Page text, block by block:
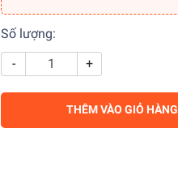
Số lượng:
-
+
THÊM VÀO GIỎ HÀNG